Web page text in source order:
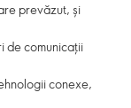
prevăzut, și
de comunicații
conexe,